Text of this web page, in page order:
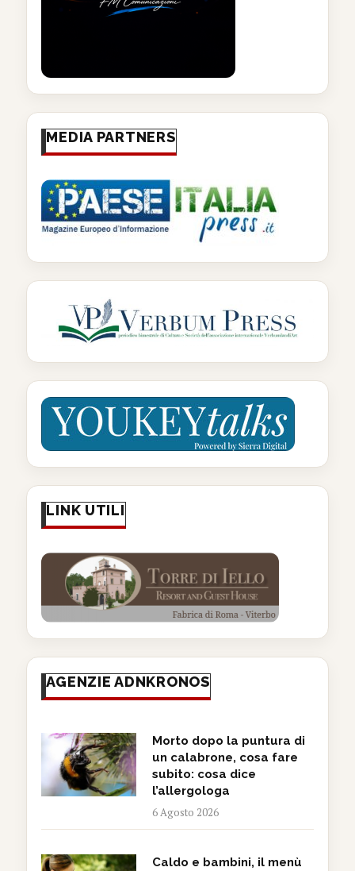
MEDIA PARTNERS
LINK UTILI
AGENZIE ADNKRONOS
Morto dopo la puntura di
un calabrone, cosa fare
subito: cosa dice
l’allergologa
6 Agosto 2026
Caldo e bambini, il menù